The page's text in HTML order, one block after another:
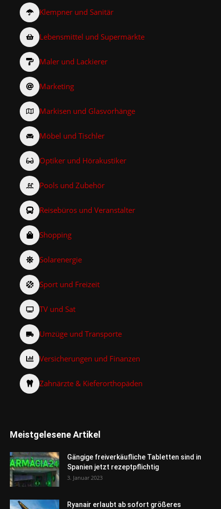
Klempner und Sanitär
Lebensmittel und Supermärkte
Maler und Lackierer
Marketing
Markisen und Glasvorhänge
Möbel und Tischler
Optiker und Hörakustiker
Pools und Zubehör
Reisebüros und Veranstalter
Shopping
Solarenergie
Sport und Freizeit
TV und Sat
Umzüge und Transporte
Versicherungen und Finanzen
Zahnärzte & Kieferorthopäden
Meistgelesene Artikel
Gängige freiverkäufliche Tabletten sind in
Spanien jetzt rezeptpflichtig
3. Januar 2023
Ryanair erlaubt ab sofort größeres